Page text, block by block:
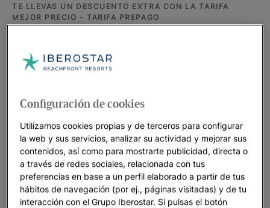
TE LLEVAS UN DESCUENTO EXTRA CON LA TARIFA
MEJOR PRECIO - TARIFA PREPAGO
Ahorras en tus vacaciones y te llevas el
reservar nuestros hoteles a través de iberostar.com, nuestro
que seleccionar esta modalidad de pago
reserva y el
precio final. Esta tarifa no admite modificaciones.
En Iberostar siempre obtendrás elMejor Precio Online
Garantizadopor reservar en nuestra web, si encuentras un
precio menor te lo igualamos y te aplicamos un5% de
descuento adicional.
Configuración de cookies
Utilizamos cookies propias y de terceros para configurar
la web y sus servicios, analizar su actividad y mejorar sus
contenidos, así como para mostrarte publicidad, directa o
a través de redes sociales, relacionada con tus
preferencias en base a un perfil elaborado a partir de tus
hábitos de navegación (por ej., páginas visitadas) y de tu
interacción con el Grupo Iberostar. Si pulsas el botón